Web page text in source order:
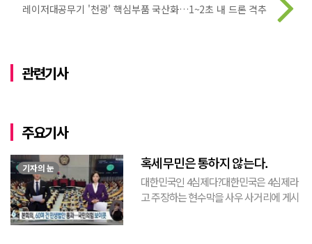
레이저대공무기 '천광' 핵심부품 국산화…1~2초 내 드론 격추
관련기사
주요기사
기자의 눈 혹세무민은 통하지 않는다.
대한민국인 4심제다?대한민국은 4심제라
고 주장하는 현수막을 사우 사거리에 게시